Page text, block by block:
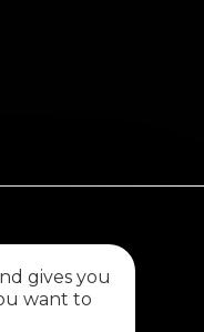
gives you
want to